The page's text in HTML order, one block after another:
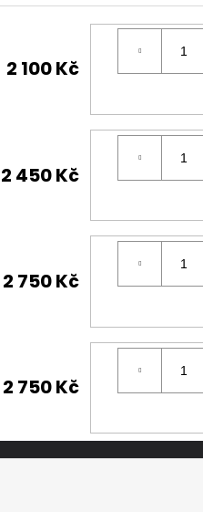
2 100 Kč
2 450 Kč
2 750 Kč
2 750 Kč